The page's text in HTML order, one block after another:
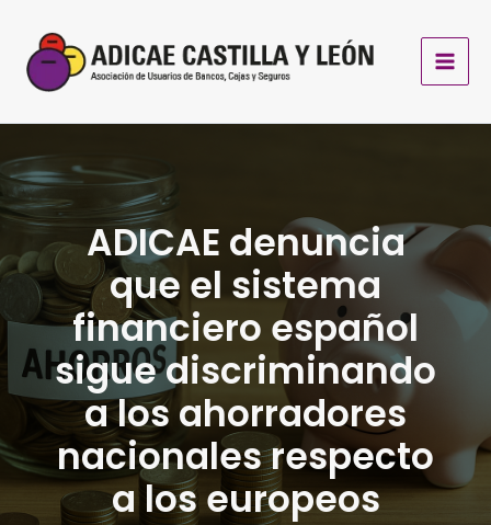
contenido
ADICAE denuncia
que el sistema
financiero español
sigue discriminando
a los ahorradores
nacionales respecto
a los europeos